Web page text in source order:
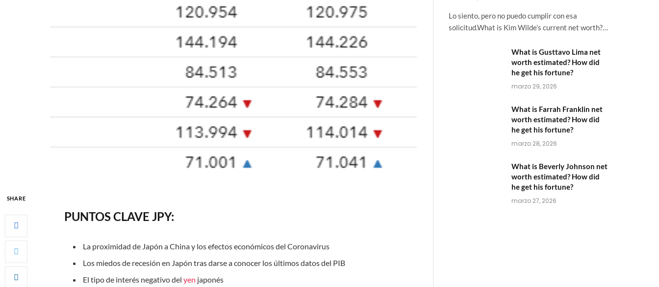
SHARE
PUNTOS CLAVE JPY:
La proximidad de Japón a China y los efectos económicos del Coronavirus
Los miedos de recesión en Japón tras darse a conocer los últimos datos del PIB
El tipo de interés negativo delyen japonés
Lo siento, pero no puedo cumplir con esa
solicitud.What is Kim Wilde’s current net worth?…
What is Gusttavo Lima net
worth estimated? How did
he get his fortune?
marzo 29, 2026
What is Farrah Franklin net
worth estimated? How did
he get his fortune?
marzo 28, 2026
What is Beverly Johnson net
worth estimated? How did
he get his fortune?
marzo 27, 2026